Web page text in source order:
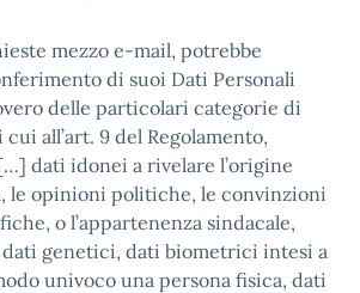
mezzo e-mail, potrebbe
di suoi Dati Personali
delle particolari categorie di
all’art. 9 del Regolamento,
dati idonei a rivelare l’origine
le opinioni politiche, le convinzioni
o l’appartenenza sindacale,
genetici, dati biometrici intesi a
univoco una persona fisica, dati